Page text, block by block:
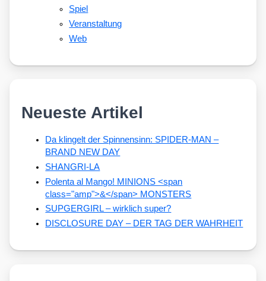
Spiel
Veranstaltung
Web
Neueste Artikel
Da klingelt der Spinnensinn: SPIDER-MAN –
BRAND NEW DAY
SHANGRI-LA
Polenta al Mango! MINIONS <span
class="amp">&</span> MONSTERS
SUPGERGIRL – wirklich super?
DISCLOSURE DAY – DER TAG DER WAHRHEIT